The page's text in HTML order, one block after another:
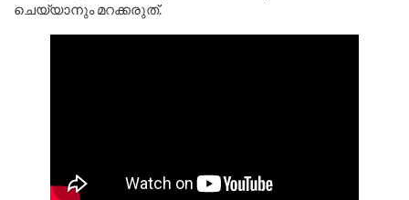
ചെയ്യാനും മറക്കരുത്.